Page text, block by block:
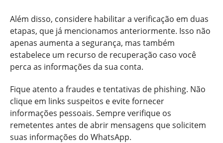
Além disso, considere habilitar a verificação em duas
etapas, que já mencionamos anteriormente. Isso não
apenas aumenta a segurança, mas também
estabelece um recurso de recuperação caso você
perca as informações da sua conta.
Fique atento a fraudes e tentativas de phishing. Não
clique em links suspeitos e evite fornecer
informações pessoais. Sempre verifique os
remetentes antes de abrir mensagens que solicitem
suas informações do WhatsApp.